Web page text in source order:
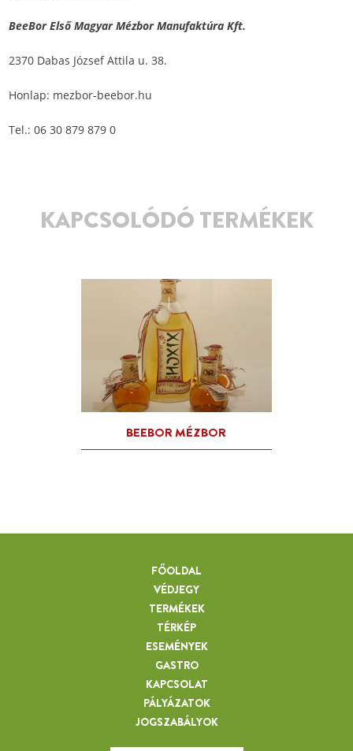
BeeBor Első Magyar Mézbor Manufaktúra Kft.
2370 Dabas József Attila u. 38.
Honlap: mezbor-beebor.hu
Tel.: 06 30 879 879 0
KAPCSOLÓDÓ TERMÉKEK
FŐOLDAL
VÉDJEGY
TERMÉKEK
TÉRKÉP
ESEMÉNYEK
GASTRO
KAPCSOLAT
PÁLYÁZATOK
JOGSZABÁLYOK